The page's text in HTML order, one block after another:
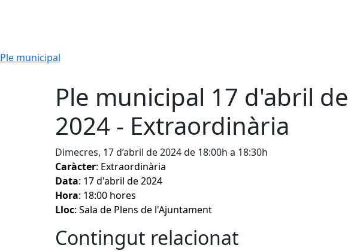
Ple municipal
Ple municipal 17 d'abril de
2024 - Extraordinària
Dimecres, 17 d’abril de 2024 de 18:00h a 18:30h
Caràcter: Extraordinària
Data: 17 d'abril de 2024
Hora: 18:00 hores
Lloc: Sala de Plens de l'Ajuntament
Contingut relacionat